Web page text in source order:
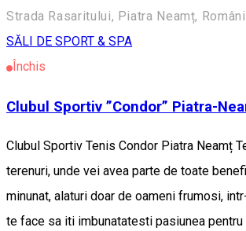
Strada Rasaritului, Piatra Neamț,
SĂLI DE SPORT & SPA
Închis
Clubul Sportiv ”Condor” Piatra-
Clubul Sportiv Tenis Condor Piatra Neamț
terenuri, unde vei avea parte de toate
minunat, alaturi doar de oameni frumosi,
te face sa iti imbunatatesti pasiunea pentru